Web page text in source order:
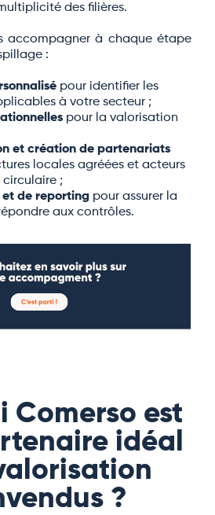
des filières.
accompagner à chaque étape
:
pour identifier les
à votre secteur ;
pour la valorisation
et création de partenariats
locales agréées et acteurs
circulaire ;
et de reporting pour assurer la
aux contrôles.
Comerso est
idéal
?